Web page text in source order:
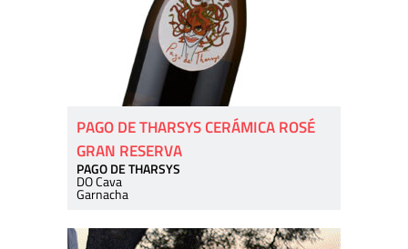
PAGO DE THARSYS CERÁMICA ROSÉ
GRAN RESERVA
PAGO DE THARSYS
DO Cava
Garnacha